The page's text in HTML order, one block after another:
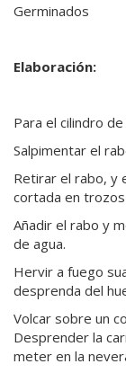
Germinados
Elaboración:
Para el cilindro
Salpimentar el
Retirar el rabo, y
cortada en
Añadir el rabo y
de agua.
Hervir a fuego
desprenda del
Volcar sobre un
Desprender la
meter en la